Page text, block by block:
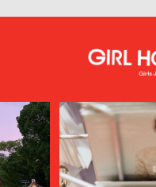
bal
BALENCIAGA
BALLY
BAMBOO SHOOTS